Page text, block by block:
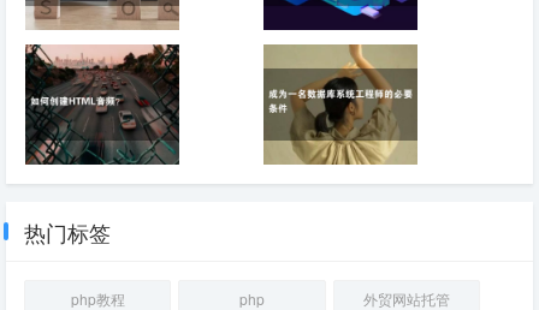
php mb_substr()函
数截取中文字符串应
用示例
php第一次无法获取
cookie问题处理
热门标签
php教程 php
外贸网站托管